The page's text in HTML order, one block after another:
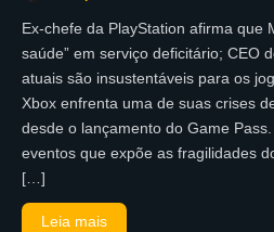
Ex-chefe da PlayStation afirma que
saúde” em serviço deficitário; CEO
atuais são insustentáveis para os
Xbox enfrenta uma de suas crises
desde o lançamento do Game
eventos que expõe as fragilidades
[…]
Leia mais